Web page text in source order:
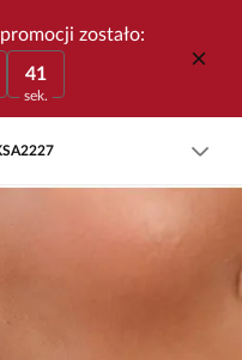
zostało:
41
sek.